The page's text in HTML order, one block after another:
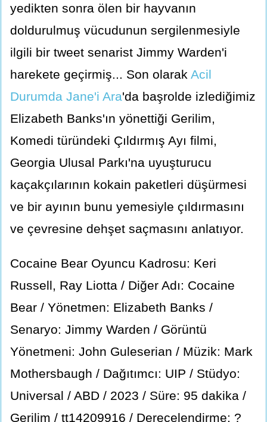
yedikten sonra ölen bir hayvanın
doldurulmuş vücudunun sergilenmesiyle
ilgili bir tweet senarist Jimmy Warden'i
harekete geçirmiş... Son olarak Acil
Durumda Jane'i Ara'da başrolde izlediğimiz
Elizabeth Banks'ın yönettiği Gerilim,
Komedi türündeki Çıldırmış Ayı filmi,
Georgia Ulusal Parkı'na uyuşturucu
kaçakçılarının kokain paketleri düşürmesi
ve bir ayının bunu yemesiyle çıldırmasını
ve çevresine dehşet saçmasını anlatıyor.
Cocaine Bear Oyuncu Kadrosu: Keri
Russell, Ray Liotta / Diğer Adı: Cocaine
Bear / Yönetmen: Elizabeth Banks /
Senaryo: Jimmy Warden / Görüntü
Yönetmeni: John Guleserian / Müzik: Mark
Mothersbaugh / Dağıtımcı: UIP / Stüdyo:
Universal / ABD / 2023 / Süre: 95 dakika /
Gerilim / tt14209916 / Derecelendirme: ?